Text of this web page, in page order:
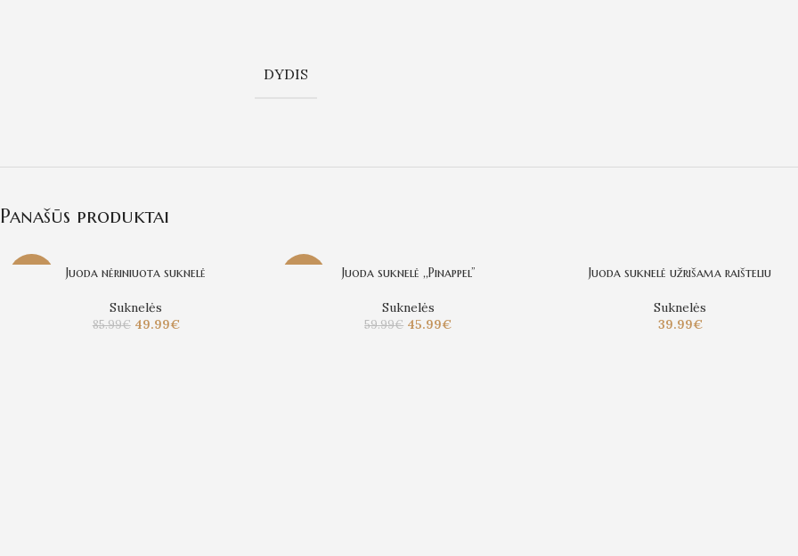
DYDIS
Panašūs produktai
Juoda nėriniuota suknelė
Suknelės
85.99€ 49.99€
Juoda suknelė ,,Pinappel’’
Suknelės
59.99€ 45.99€
Juoda suknelė užrišama raišteliu
Suknelės
39.99€